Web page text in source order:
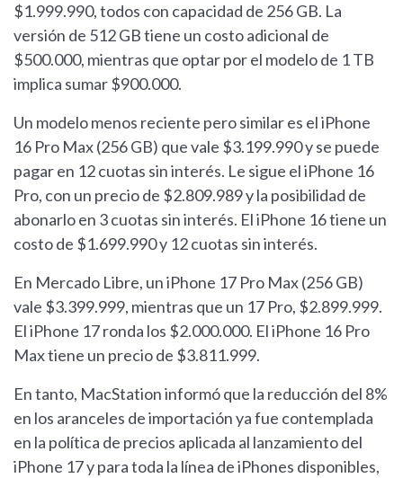
$1.999.990, todos con capacidad de 256 GB. La
versión de 512 GB tiene un costo adicional de
$500.000, mientras que optar por el modelo de 1 TB
implica sumar $900.000.
Un modelo menos reciente pero similar es el iPhone
16 Pro Max (256 GB) que vale $3.199.990 y se puede
pagar en 12 cuotas sin interés. Le sigue el iPhone 16
Pro, con un precio de $2.809.989 y la posibilidad de
abonarlo en 3 cuotas sin interés. El iPhone 16 tiene un
costo de $1.699.990 y 12 cuotas sin interés.
En Mercado Libre, un iPhone 17 Pro Max (256 GB)
vale $3.399.999, mientras que un 17 Pro, $2.899.999.
El iPhone 17 ronda los $2.000.000. El iPhone 16 Pro
Max tiene un precio de $3.811.999.
En tanto, MacStation informó que la reducción del 8%
en los aranceles de importación ya fue contemplada
en la política de precios aplicada al lanzamiento del
iPhone 17 y para toda la línea de iPhones disponibles,